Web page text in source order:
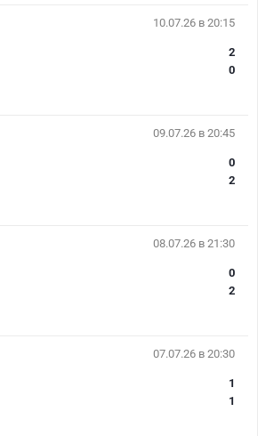
10.07.26 в 20:15
2
0
09.07.26 в 20:45
0
2
08.07.26 в 21:30
0
2
07.07.26 в 20:30
1
1